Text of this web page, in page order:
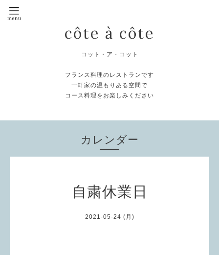
côte à côte
コット・ア・コット
フランス料理のレストランです
一軒家の温もりある空間で
コース料理をお楽しみください
カレンダー
自粛休業日
2021-05-24 (月)